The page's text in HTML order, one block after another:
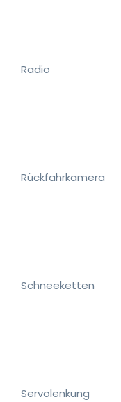
Radio
Rückfahrkamera
Schneeketten
Servolenkung